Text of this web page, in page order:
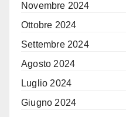
Novembre 2024
Ottobre 2024
Settembre 2024
Agosto 2024
Luglio 2024
Giugno 2024